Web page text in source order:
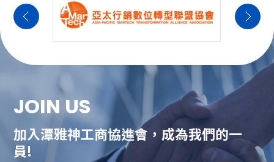
JOIN US
加入潭雅神工商協進會，成為我們的一
員!